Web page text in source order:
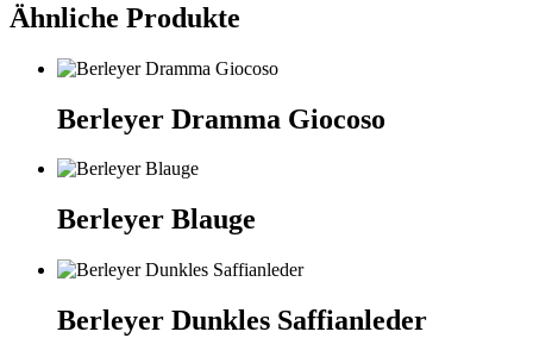
Ähnliche Produkte
Berleyer Dramma Giocoso
Berleyer Blauge
Berleyer Dunkles Saffianleder